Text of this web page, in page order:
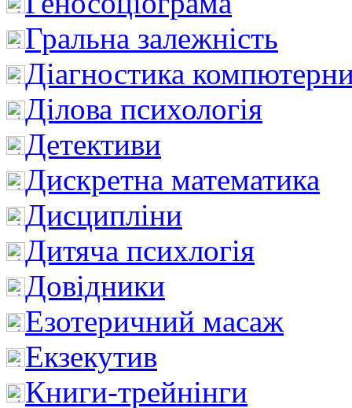
Гральна залежність
Діагностика
Ділова психологія
Детективи
Дискретна математика
Дисципліни
Дитяча психлогія
Довідники
Езотеричний масаж
Екзекутив
Книги-трейнінги